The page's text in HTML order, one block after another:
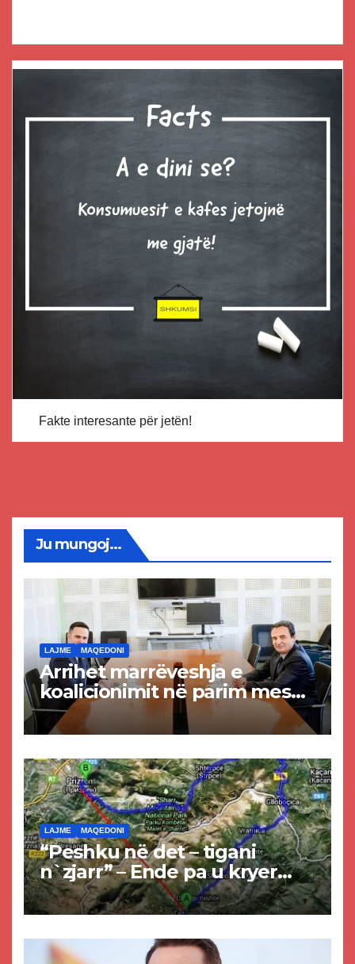
Fakte interesante për jetën!
Ju mungoj...
LAJME MAQEDONI
Arrihet marrëveshja e
koalicionimit në parim mes
Kurtit dhe Abdixhikut
LAJME MAQEDONI
“Peshku në det – tigani
n`zjarr” – Ende pa u kryer
projekti i tunelit, komuna e
Tetovës nis punimet për